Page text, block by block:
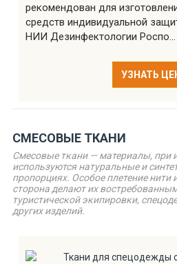
рекомендован для
средств индивидуальной
НИИ Дезинфектологии Роспо...
УЗНАТЬ
СМЕСОВЫЕ ТКАНИ
Смесовые ткани — материалы, при
используются натуральные и
пропорциях. Особое плетение нити
сторона делают их
туристической экипировки,
других изделий.